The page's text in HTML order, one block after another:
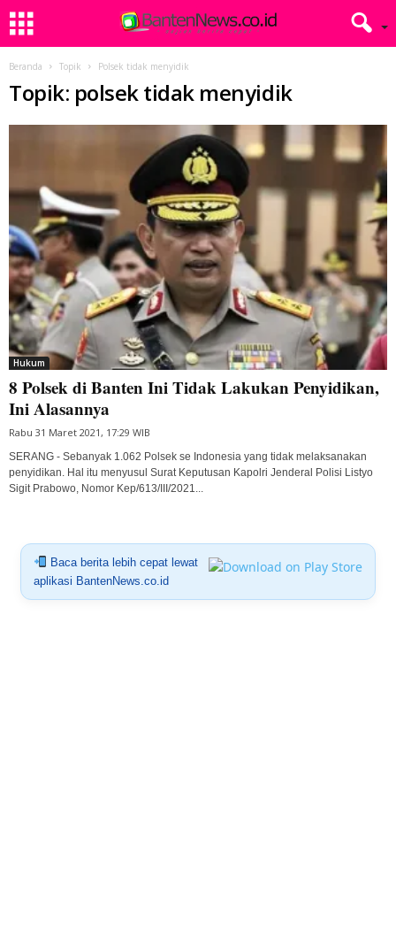
Beranda Topik Polsek tidak menyidik
Topik: polsek tidak menyidik
Hukum
8 Polsek di Banten Ini Tidak Lakukan Penyidikan,
Ini Alasannya
Rabu 31 Maret 2021, 17:29 WIB
SERANG - Sebanyak 1.062 Polsek se Indonesia yang tidak melaksanakan
penyidikan. Hal itu menyusul Surat Keputusan Kapolri Jenderal Polisi Listyo
Sigit Prabowo, Nomor Kep/613/III/2021...
Baca berita lebih cepat lewat
aplikasi BantenNews.co.id